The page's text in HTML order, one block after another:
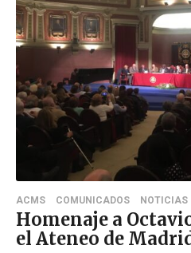
ACMS COMUNICADOS NOTICIAS
Homenaje a
el Ateneo de